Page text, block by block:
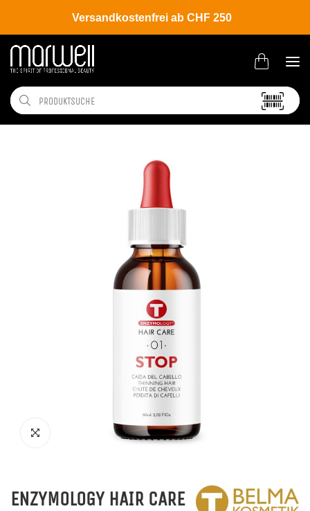
Versandkostenfrei ab CHF 250
Shop Brands Belma Kosmetik
ENZYMOLOGY HAIR CARE